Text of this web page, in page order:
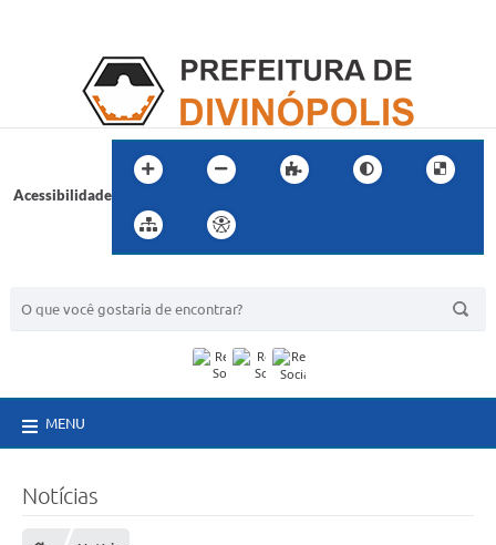
Acessibilidade
MENU
Notícias